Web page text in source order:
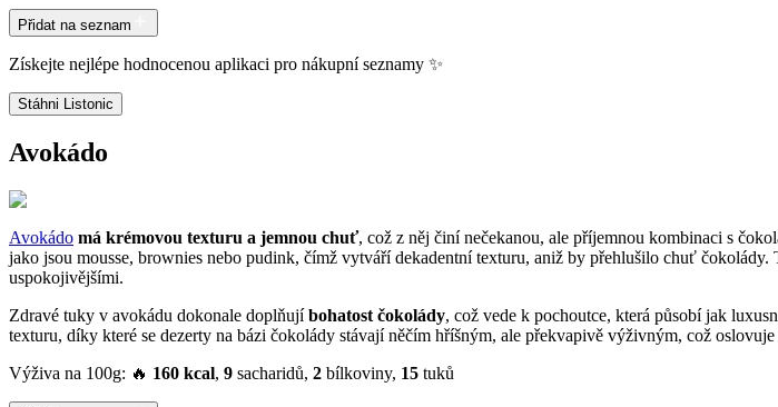
Přidat na seznam
Získejte nejlépe hodnocenou aplikaci pro nákupní seznamy ✨
Stáhni Listonic
Avokádo
Avokádo má krémovou texturu a jemnou chuť, což z něj činí nečekanou, ale příjemnou kombinaci s
jako jsou mousse, brownies nebo pudink, čímž vytváří dekadentní texturu, aniž by přehlušilo chuť
uspokojivějšími.
Zdravé tuky v avokádu dokonale doplňujíbohatost čokolády, což vede k pochoutce, která působí jak
texturu, díky které se dezerty na bázi čokolády stávají něčím hříšným, ale překvapivě výživným, což
Výživa na 100g: 🔥 160 kcal, 9 sacharidů, 2 bílkoviny, 15 tuků